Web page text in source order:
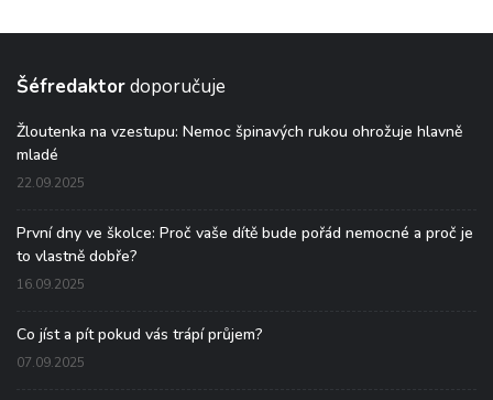
Šéfredaktordoporučuje
Žloutenka na vzestupu: Nemoc špinavých rukou ohrožuje hlavně
mladé
22.09.2025
První dny ve školce: Proč vaše dítě bude pořád nemocné a proč je
to vlastně dobře?
16.09.2025
Co jíst a pít pokud vás trápí průjem?
07.09.2025